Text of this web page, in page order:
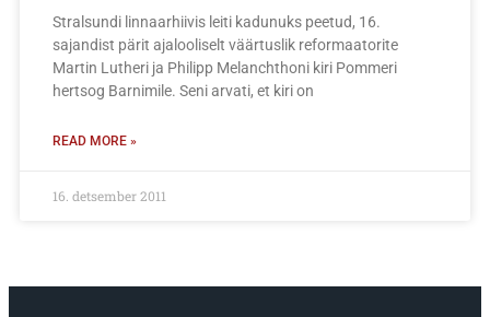
Stralsundi linnaarhiivis leiti kadunuks peetud, 16.
sajandist pärit ajalooliselt väärtuslik reformaatorite
Martin Lutheri ja Philipp Melanchthoni kiri Pommeri
hertsog Barnimile. Seni arvati, et kiri on
READ MORE »
16. detsember 2011